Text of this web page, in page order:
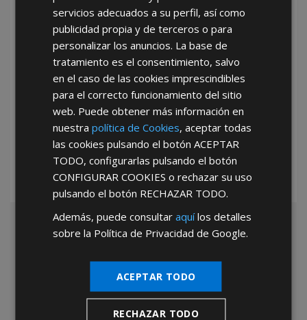
*Abstenerse particulares, sólo venta a tiendas y empresas minoristas y
servicios adecuados a su perfil, así como
publicidad propia y de terceros o para
personalizar los anuncios. La base de
tratamiento es el consentimiento, salvo
en el caso de las cookies imprescindibles
para el correcto funcionamiento del sitio
web. Puede obtener más información en
nuestrapolítica de Cookies, aceptar todas
las cookies pulsando el botónACEPTAR
TODO, configurarlas pulsando el botón
CONFIGURAR COOKIES o rechazar su uso
pulsando el botón RECHAZAR TODO.
Además, puede consultaraquílos detalles
sobre la Política de Privacidad de Google.
ACEPTAR TODO
RECHAZAR TODO